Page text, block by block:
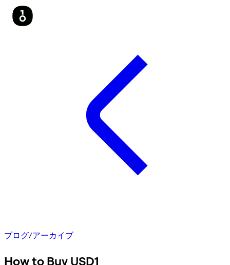
ブログ/アーカイブ
How to Buy USD1